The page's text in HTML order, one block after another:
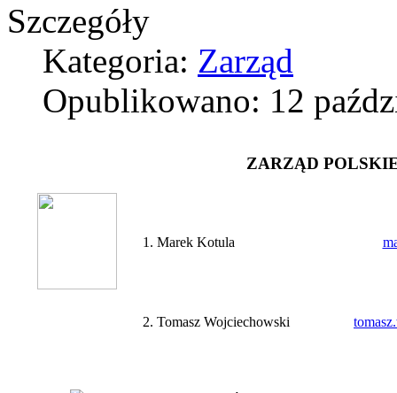
Szczegóły
Kategoria: Zarząd
Opublikowano: 12
ZARZĄD
1. Marek Kotula
2. Tomasz Wojciechowski